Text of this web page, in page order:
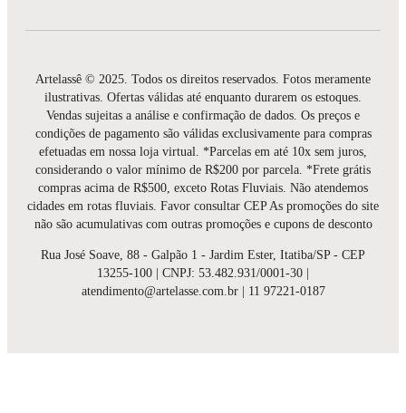
Artelassê © 2025. Todos os direitos reservados. Fotos meramente
ilustrativas. Ofertas válidas até enquanto durarem os estoques.
Vendas sujeitas a análise e confirmação de dados. Os preços e
condições de pagamento são válidas exclusivamente para compras
efetuadas em nossa loja virtual. *Parcelas em até 10x sem juros,
considerando o valor mínimo de R$200 por parcela. *Frete grátis
compras acima de R$500, exceto Rotas Fluviais. Não atendemos
cidades em rotas fluviais. Favor consultar CEP As promoções do site
não são acumulativas com outras promoções e cupons de desconto
Rua José Soave, 88 - Galpão 1 - Jardim Ester, Itatiba/SP - CEP
13255-100 | CNPJ: 53.482.931/0001-30 |
atendimento@artelasse.com.br | 11 97221-0187